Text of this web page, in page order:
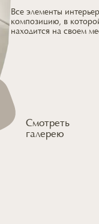
Смотреть
галерею
Все элементы
композицию, в
находится на своем